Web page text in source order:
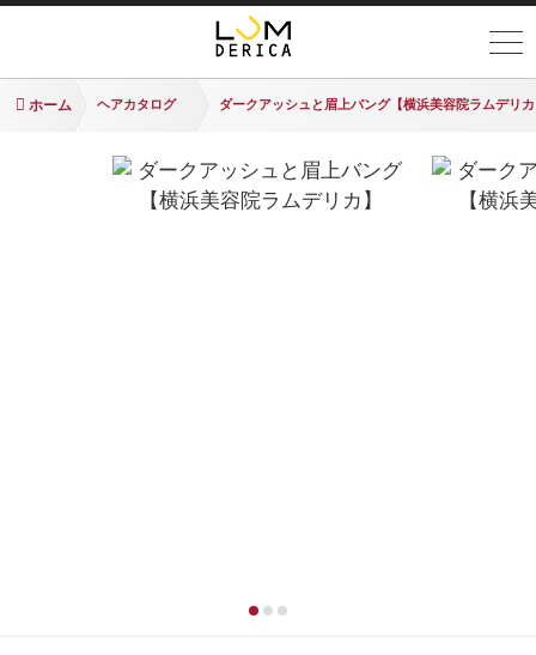
ホーム ヘアカタログ ダークアッシュと眉上バング【横浜美容院ラムデリ